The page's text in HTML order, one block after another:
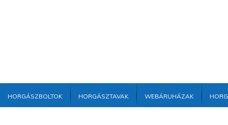
Horgászboltok Horgásztavak Webáruházak